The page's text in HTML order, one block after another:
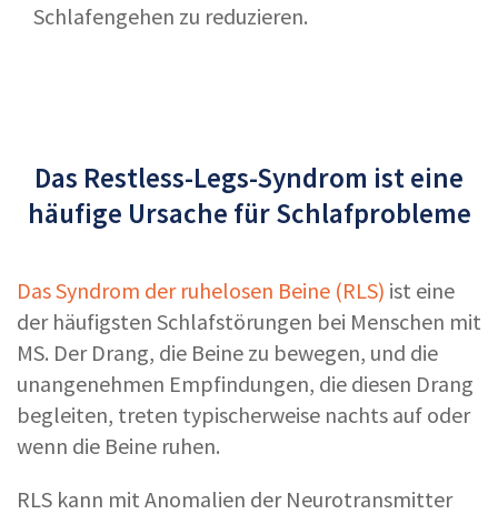
Schlafengehen zu reduzieren.
Das Restless-Legs-Syndrom ist eine
häufige Ursache für Schlafprobleme
Das Syndrom der ruhelosen Beine (RLS) ist eine
der häufigsten Schlafstörungen bei Menschen mit
MS. Der Drang, die Beine zu bewegen, und die
unangenehmen Empfindungen, die diesen Drang
begleiten, treten typischerweise nachts auf oder
wenn die Beine ruhen.
RLS kann mit Anomalien der Neurotransmitter